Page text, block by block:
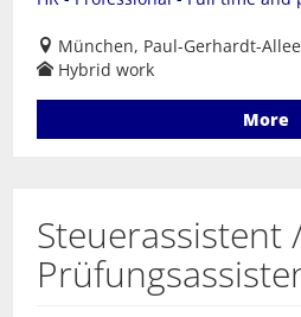
München, Paul-Gerhardt-
Hybrid work
More
Steuerassistent